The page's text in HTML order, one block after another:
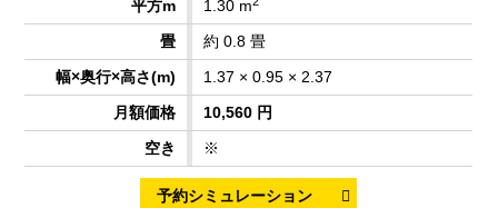
1.30 m
約 0.8 畳
1.37 × 0.95 × 2.37
10,560 円
※